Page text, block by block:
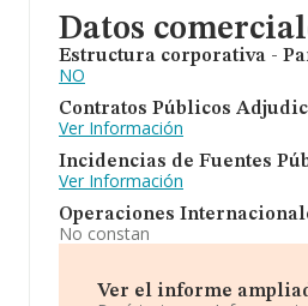
Datos
Estructura corporativa -
NO
Contratos Públicos
Ver Información
Incidencias de Fuentes
Ver Información
Operaciones
No constan
Ver el informe